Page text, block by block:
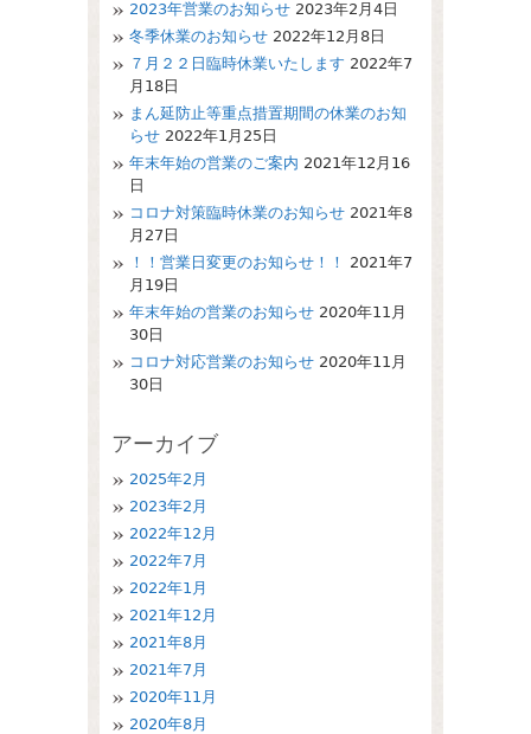
2023年営業のお知らせ 2023年2月4日
冬季休業のお知らせ 2022年12月8日
７月２２日臨時休業いたします 2022年7
月18日
まん延防止等重点措置期間の休業のお知
らせ 2022年1月25日
年末年始の営業のご案内 2021年12月16
日
コロナ対策臨時休業のお知らせ 2021年8
月27日
！！営業日変更のお知らせ！！
2021年7
月19日
年末年始の営業のお知らせ 2020年11月
30日
コロナ対応営業のお知らせ 2020年11月
30日
アーカイブ
2025年2月
2023年2月
2022年12月
2022年7月
2022年1月
2021年12月
2021年8月
2021年7月
2020年11月
2020年8月